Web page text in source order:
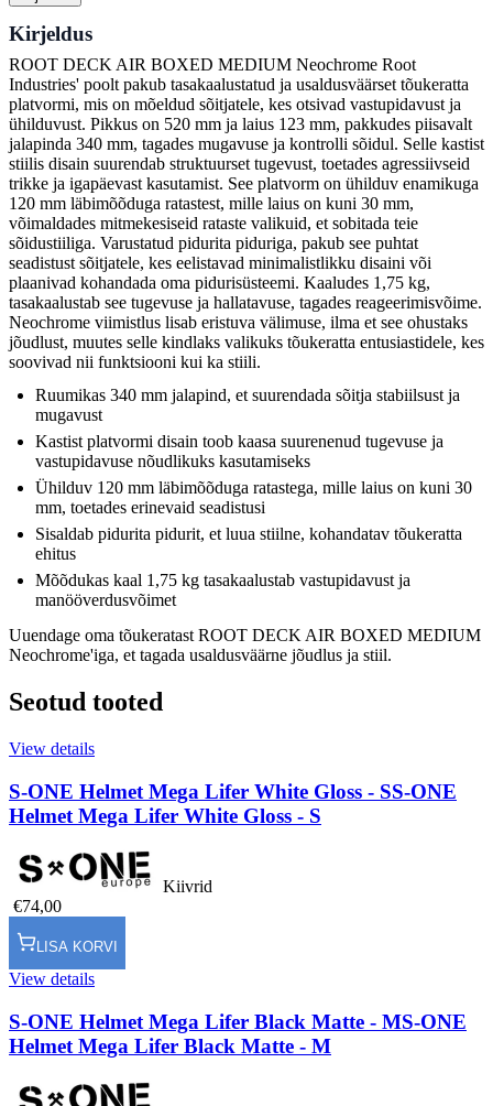
Kirjeldus
ROOT DECK AIR BOXED MEDIUM Neochrome Root
Industries' poolt pakub tasakaalustatud ja usaldusväärset tõukeratta
platvormi, mis on mõeldud sõitjatele, kes otsivad vastupidavust ja
ühilduvust. Pikkus on 520 mm ja laius 123 mm, pakkudes piisavalt
jalapinda 340 mm, tagades mugavuse ja kontrolli sõidul. Selle kastist
stiilis disain suurendab struktuurset tugevust, toetades agressiivseid
trikke ja igapäevast kasutamist. See platvorm on ühilduv enamikuga
120 mm läbimõõduga ratastest, mille laius on kuni 30 mm,
võimaldades mitmekesiseid rataste valikuid, et sobitada teie
sõidustiiliga. Varustatud pidurita piduriga, pakub see puhtat
seadistust sõitjatele, kes eelistavad minimalistlikku disaini või
plaanivad kohandada oma pidurisüsteemi. Kaaludes 1,75 kg,
tasakaalustab see tugevuse ja hallatavuse, tagades reageerimisvõime.
Neochrome viimistlus lisab eristuva välimuse, ilma et see ohustaks
jõudlust, muutes selle kindlaks valikuks tõukeratta entusiastidele, kes
soovivad nii funktsiooni kui ka stiili.
Ruumikas 340 mm jalapind, et suurendada sõitja stabiilsust ja
mugavust
Kastist platvormi disain toob kaasa suurenenud tugevuse ja
vastupidavuse nõudlikuks kasutamiseks
Ühilduv 120 mm läbimõõduga ratastega, mille laius on kuni 30
mm, toetades erinevaid seadistusi
Sisaldab pidurita pidurit, et luua stiilne, kohandatav tõukeratta
ehitus
Mõõdukas kaal 1,75 kg tasakaalustab vastupidavust ja
manööverdusvõimet
Uuendage oma tõukeratast ROOT DECK AIR BOXED MEDIUM
Neochrome'iga, et tagada usaldusväärne jõudlus ja stiil.
Seotud tooted
View details
S-ONE Helmet Mega Lifer White Gloss - SS-ONE
Helmet Mega Lifer White Gloss - S
Kiivrid
€74,00
LISA KORVI
View details
S-ONE Helmet Mega Lifer Black Matte - MS-ONE
Helmet Mega Lifer Black Matte - M